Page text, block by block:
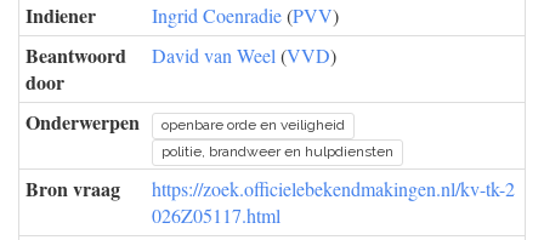
Indiener Ingrid Coenradie(PVV)
Beantwoord
door
David van Weel (VVD)
Onderwerpen
openbare orde en veiligheid
politie, brandweer en hulpdiensten
Bron vraag
https://zoek.officielebekendmakingen.nl/kv-tk-2
026Z05117.html